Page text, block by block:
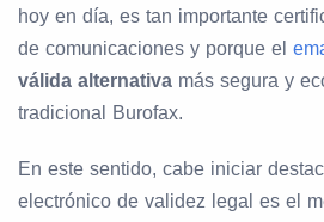
hoy en día, es tan importante
de comunicaciones y porque el
válida alternativa más segura y
tradicional Burofax.
En este sentido, cabe iniciar
electrónico de validez legal es el